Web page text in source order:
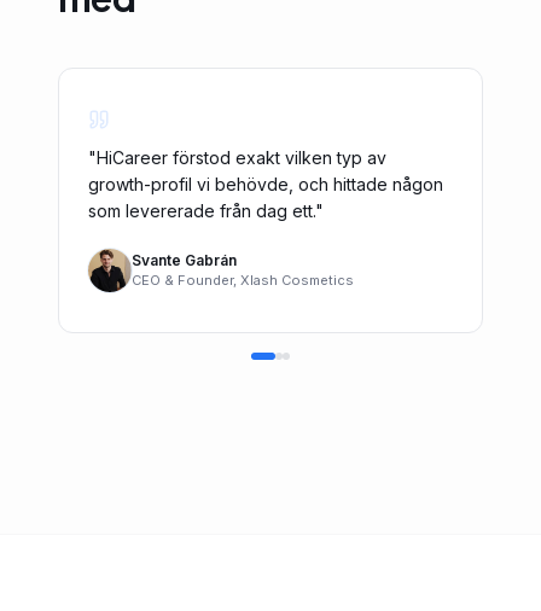
"HiCareer förstod exakt vilken typ av
growth-profil vi behövde, och hittade någon
som levererade från dag ett."
Svante Gabrán
CEO & Founder, Xlash Cosmetics